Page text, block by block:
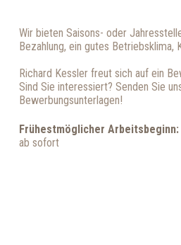
Wir bieten Saisons- oder
Bezahlung, ein gutes Betriebsklima,
Richard Kessler freut sich auf ein
Sind Sie interessiert? Senden Sie
Bewerbungsunterlagen!
Frühestmöglicher Arbeitsbeginn:
ab sofort